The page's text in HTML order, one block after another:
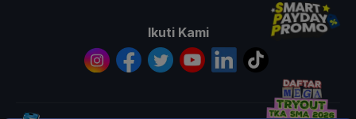
Ikuti Kami